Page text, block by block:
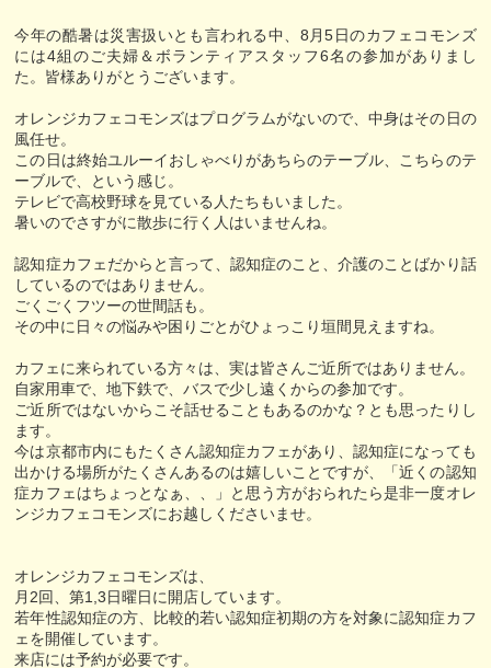
今年の酷暑は災害扱いとも言われる中、8月5日のカフェコモンズ
には4組のご夫婦＆ボランティアスタッフ6名の参加がありまし
た。皆様ありがとうございます。
オレンジカフェコモンズはプログラムがないので、中身はその日の
風任せ。
この日は終始ユルーイおしゃべりがあちらのテーブル、こちらのテ
ーブルで、という感じ。
テレビで高校野球を見ている人たちもいました。
暑いのでさすがに散歩に行く人はいませんね。
認知症カフェだからと言って、認知症のこと、介護のことばかり話
しているのではありません。
ごくごくフツーの世間話も。
その中に日々の悩みや困りごとがひょっこり垣間見えますね。
カフェに来られている方々は、実は皆さんご近所ではありません。
自家用車で、地下鉄で、バスで少し遠くからの参加です。
ご近所ではないからこそ話せることもあるのかな？とも思ったりし
ます。
今は京都市内にもたくさん認知症カフェがあり、認知症になっても
出かける場所がたくさんあるのは嬉しいことですが、「近くの認知
症カフェはちょっとなぁ、、」と思う方がおられたら是非一度オレ
ンジカフェコモンズにお越しくださいませ。
オレンジカフェコモンズは、
月2回、第1,3日曜日に開店しています。
若年性認知症の方、比較的若い認知症初期の方を対象に認知症カフ
ェを開催しています。
来店には予約が必要です。